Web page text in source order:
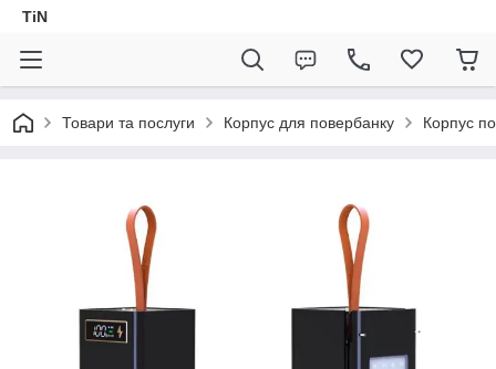
TiN
Товари та послуги Корпус для повербанку Корпус